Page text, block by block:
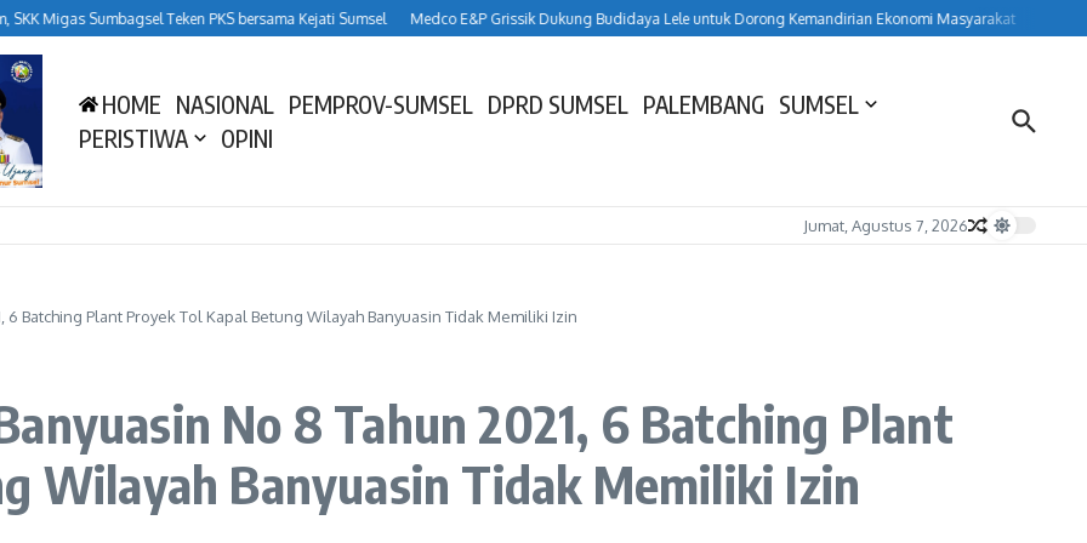
Sumbagsel Teken PKS bersama Kejati Sumsel Medco E&P Grissik Dukung Budidaya Lele untuk Dorong Kemandirian Ekonomi Masyarakat
HOME NASIONAL PEMPROV-SUMSEL DPRD SUMSEL PALEMBANG SUMSEL
PERISTIWA
OPINI
Jumat, Agustus 7, 2026
Batching Plant Proyek Tol Kapal Betung Wilayah Banyuasin Tidak Memiliki Izin
No 8 Tahun 2021, 6 Batching Plant
Wilayah Banyuasin Tidak Memiliki Izin